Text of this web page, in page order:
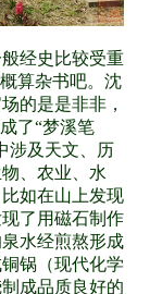
经史比较受重
算杂书吧。沈
的是是非非，
了“梦溪笔
涉及天文、历
、农业、水
如在山上发现
了用磁石制作
水经煎熬形成
锅（现代化学
成品质良好的